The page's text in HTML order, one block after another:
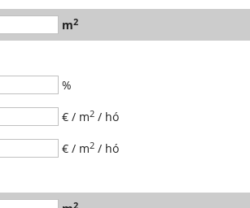
m2
%
€ / m2 / hó
€ / m2 / hó
2